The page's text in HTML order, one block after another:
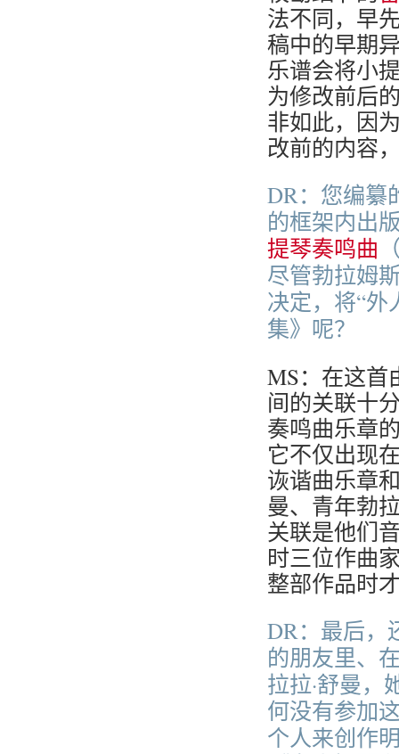
法不同，早
稿中的早期
乐谱会将小
为修改前后
非如此，因
改前的内容
DR：您编纂
的框架内出
提琴奏鸣曲
尽管勃拉姆
决定，将“外
集》呢？
MS：在这首
间的关联十
奏鸣曲乐章
它不仅出现
诙谐曲乐章
曼、青年勃
关联是他们
时三位作曲
整部作品时
DR：最后，
的朋友里、
拉拉·舒曼，
何没有参加
个人来创作